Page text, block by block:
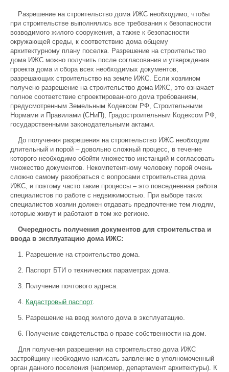
Разрешение на строительство дома ИЖС необходимо, чтобы
при строительстве выполнялись все требования к безопасности
возводимого жилого сооружения, а также к безопасности
окружающей среды, к соответствию дома общему
архитектурному плану поселка. Разрешение на строительство
дома ИЖС можно получить после согласования и утверждения
проекта дома и сбора всех необходимых документов,
разрешающих строительство на земле ИЖС. Если хозяином
получено разрешение на строительство дома ИЖС, это означает
полное соответствие спроектированного дома требованиям,
предусмотренным Земельным Кодексом РФ, Строительными
Нормами и Правилами (СНиП), Градостроительным Кодексом РФ,
государственными законодательными актами.
До получения разрешения на строительство ИЖС необходим
длительный и порой – довольно сложный процесс, в течение
которого необходимо обойти множество инстанций и согласовать
множество документов. Некомпетентному человеку порой очень
сложно самому разобраться с вопросами строительства дома
ИЖС, и поэтому часто такие процессы – это повседневная работа
специалистов по работе с недвижимостью. При выборе таких
специалистов хозяин должен отдавать предпочтение тем людям,
которые живут и работают в том же регионе.
Очередность получения документов для строительства и
ввода в эксплуатацию дома ИЖС:
1. Разрешение на строительство дома.
2. Паспорт БТИ о технических параметрах дома.
3. Получение почтового адреса.
4. Кадастровый паспорт.
5. Разрешение на ввод жилого дома в эксплуатацию.
6. Получение свидетельства о праве собственности на дом.
Для получения разрешения на строительство дома ИЖС
застройщику необходимо написать заявление в уполномоченный
орган данного поселения (например, департамент архитектуры). К